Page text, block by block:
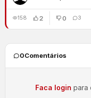
158 2 0 3
0Comentários
Faca login para